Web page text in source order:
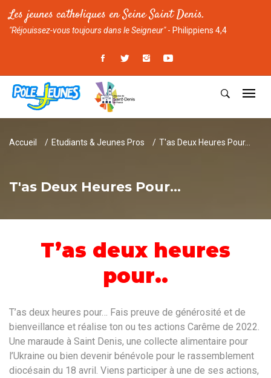
Les jeunes catholiques en Seine Saint Denis.
"Réjouissez-vous toujours dans le Seigneur"- Philippiens 4,4
Accueil Etudiants & Jeunes Pros T'as Deux Heures Pour...
T'as Deux Heures Pour...
T’as deux heures
pour..
T’as deux heures pour… Fais preuve de générosité et de
bienveillance et réalise ton ou tes actions Carême de 2022.
Une maraude à Saint Denis, une collecte alimentaire pour
l’Ukraine ou bien devenir bénévole pour le rassemblement
diocésain du 18 avril. Viens participer à une de ses actions,